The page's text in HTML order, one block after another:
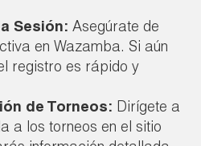
Sesión: Asegúrate de
en Wazamba. Si aún
registro es rápido y
de Torneos: Dirígete a
a los torneos en el sitio